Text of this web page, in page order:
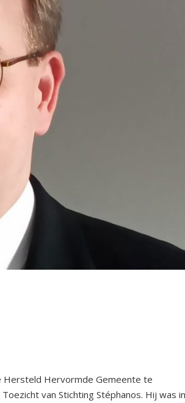
Hersteld Hervormde Gemeente te
van Stichting Stéphanos. Hij was